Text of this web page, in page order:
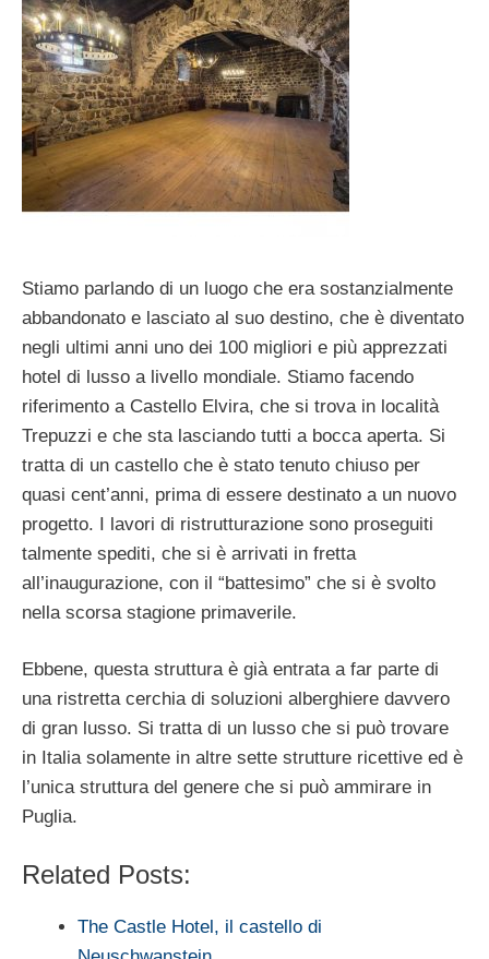
Stiamo parlando di un luogo che era sostanzialmente
abbandonato e lasciato al suo destino, che è diventato
negli ultimi anni uno dei 100 migliori e più apprezzati
hotel di lusso a livello mondiale. Stiamo facendo
riferimento a Castello Elvira, che si trova in località
Trepuzzi e che sta lasciando tutti a bocca aperta. Si
tratta di un castello che è stato tenuto chiuso per
quasi cent’anni, prima di essere destinato a un nuovo
progetto. I lavori di ristrutturazione sono proseguiti
talmente spediti, che si è arrivati in fretta
all’inaugurazione, con il “battesimo” che si è svolto
nella scorsa stagione primaverile.
Ebbene, questa struttura è già entrata a far parte di
una ristretta cerchia di soluzioni alberghiere davvero
di gran lusso. Si tratta di un lusso che si può trovare
in Italia solamente in altre sette strutture ricettive ed è
l’unica struttura del genere che si può ammirare in
Puglia.
Related Posts:
The Castle Hotel, il castello di